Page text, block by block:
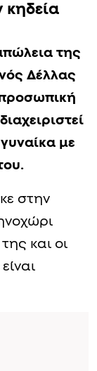
κηδεία
της
Δέλλας
προσωπική
με
στην
και οι